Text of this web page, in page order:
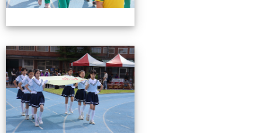
0503運動會花絮-2